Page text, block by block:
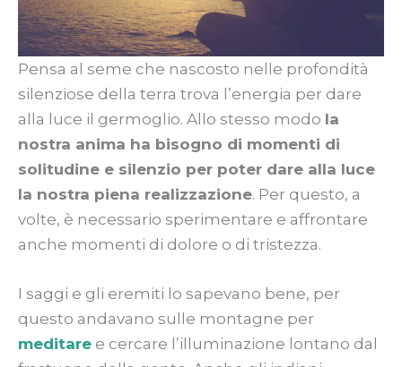
Pensa al seme che nascosto nelle profondità
silenziose della terra trova l’energia per dare
alla luce il germoglio. Allo stesso modo la
nostra anima ha bisogno di momenti di
solitudine e silenzio per poter dare alla luce
la nostra piena realizzazione. Per questo, a
volte, è necessario sperimentare e affrontare
anche momenti di dolore o di tristezza.
I saggi e gli eremiti lo sapevano bene, per
questo andavano sulle montagne per
meditare e cercare l’illuminazione lontano dal